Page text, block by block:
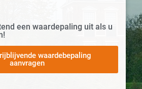
een waardepaling uit als u
waardebepaling
aanvragen